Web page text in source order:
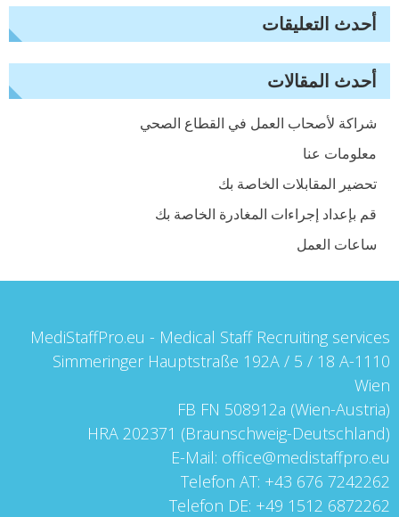
أحدث التعليقات
أحدث المقالات
شراكة لأصحاب العمل في القطاع الصحي
معلومات عنا
تحضير المقابلات الخاصة بك
قم بإعداد إجراءات المغادرة الخاصة بك
ساعات العمل
MediStaffPro.eu - Medical Staff Recruiting services
Simmeringer Hauptstraße 192A / 5 / 18 A-1110
Wien
FB FN 508912a (Wien-Austria)
HRA 202371 (Braunschweig-Deutschland)
E-Mail: office@medistaffpro.eu
Telefon AT: +43 676 7242262
Telefon DE: +49 1512 6872262